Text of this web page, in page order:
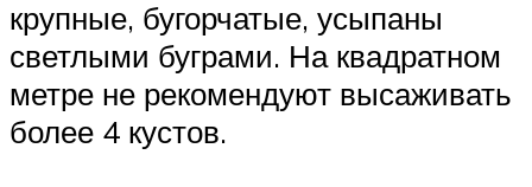
крупные, бугорчатые, усыпаны
светлыми буграми. На квадратном
метре не рекомендуют высаживать
более 4 кустов.